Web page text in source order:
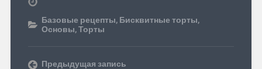
Базовые рецепты, Бисквитные торты,
Основы,Торты
Предыдущая запись